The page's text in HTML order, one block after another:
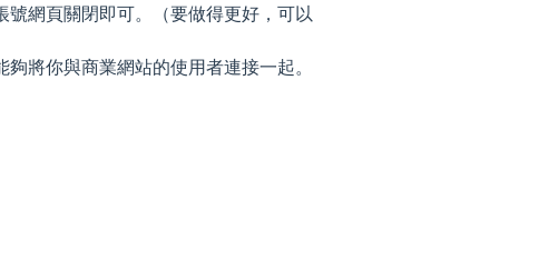
網頁關閉即可。（要做得更好，可以
將你與商業網站的使用者連接一起。